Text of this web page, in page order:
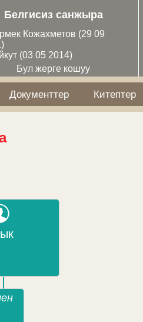
Белгисиз санжыра
Кожахметов (29 09
(03 05 2014)
Бул жерге кошуу
Документтер Китептер